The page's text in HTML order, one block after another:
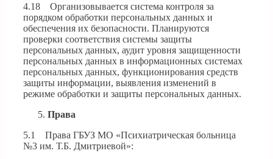
4.18 Организовывается система контроля за
порядком обработки персональных данных и
обеспечения их безопасности. Планируются
проверки соответствия системы защиты
персональных данных, аудит уровня защищенности
персональных данных в информационных системах
персональных данных, функционирования средств
защиты информации, выявления изменений в
режиме обработки и защиты персональных данных.
Права
5.1 Права ГБУЗ МО «Психиатрическая больница
№3 им. Т.Б. Дмитриевой»: